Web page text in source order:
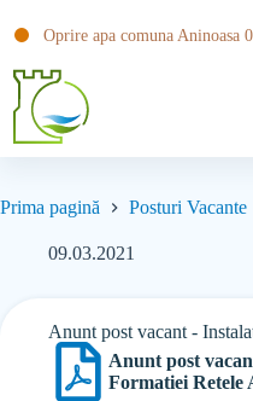
Oprire apa comuna Aninoasa
Prima pagină Posturi Vacante
09.03.2021
Anunt post vacant -
Anunt post
Formatiei Retele